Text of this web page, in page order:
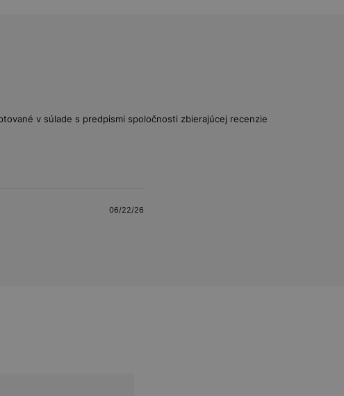
v súlade s predpismi spoločnosti zbierajúcej recenzie
06/22/26